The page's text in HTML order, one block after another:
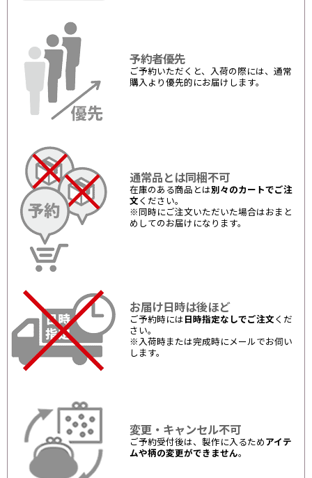
予約者優先
ご予約いただくと、入荷の際には、通常
購入より優先的にお届けします。
通常品とは同梱不可
在庫のある商品とは別々のカートでご注
文 ください。
※同時にご注文いただいた場合はおまと
めしてのお届けになります。
お届け日時は後ほど
ご予約時には 日時指定なしでご注文 くだ
さい。
※入荷時または完成時にメールでお伺い
します。
変更・キャンセル不可
ご予約受付後は、製作に入るため アイテ
ムや柄の変更ができません。